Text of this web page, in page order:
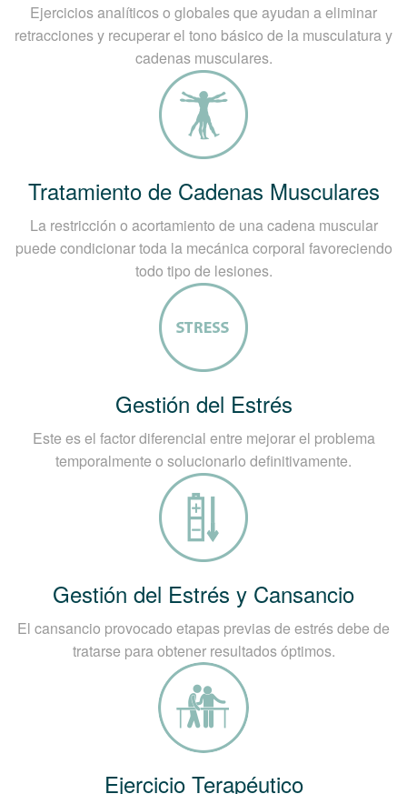
Ejercicios analíticos o globales que ayudan a eliminar
retracciones y recuperar el tono básico de la musculatura y
cadenas musculares.
Tratamiento de Cadenas Musculares
La restricción o acortamiento de una cadena muscular
puede condicionar toda la mecánica corporal favoreciendo
todo tipo de lesiones.
Gestión del Estrés
Este es el factor diferencial entre mejorar el problema
temporalmente o solucionarlo definitivamente.
Gestión del Estrés y Cansancio
El cansancio provocado etapas previas de estrés debe de
tratarse para obtener resultados óptimos.
Ejercicio Terapéutico